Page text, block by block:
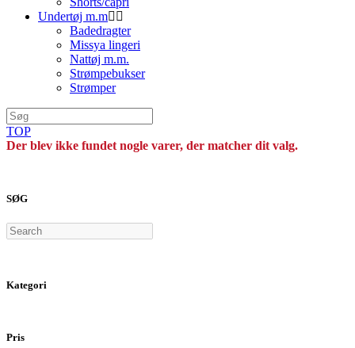
Undertøj m.m
Badedragter
Missya lingeri
Nattøj m.m.
Strømpebukser
Strømper
TOP
Der blev ikke fundet nogle varer, der matcher dit valg.
SØG
Search
Kategori
Pris